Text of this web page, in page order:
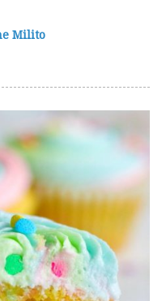
Milito